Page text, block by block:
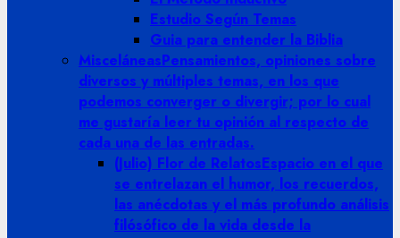
Estudio Según Temas
Guia para entender la Biblia
MisceláneasPensamientos, opiniones sobre
diversos y múltiples temas, en los que
podemos converger o divergir; por lo cual
me gustaría leer tu opinión al respecto de
cada una de las entradas.
(Julio) Flor de RelatosEspacio en el que
se entrelazan el humor, los recuerdos,
las anécdotas y el más profundo análisis
filósófico de la vida desde la